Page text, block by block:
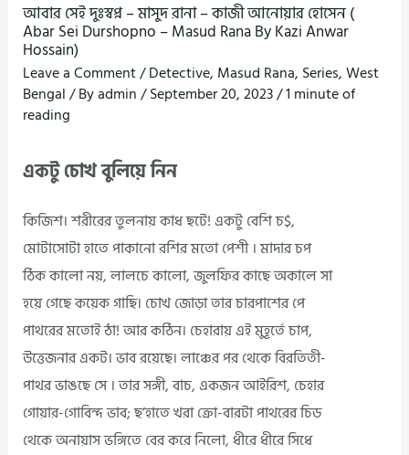
আবার সেই দুঃস্বপ্ন – মাসুদ রানা – কাজী আনোয়ার হোসেন (
Abar Sei Durshopno – Masud Rana By Kazi Anwar
Hossain)
Leave a Comment/Detective, Masud Rana, Series,West
Bengal/ Byadmin/September 20, 2023/1 minute of
reading
একটু চোখ বুলিয়ে নিন
কিজিশ। শরীরের তুলনায় কাধ ছটে! একটু বেশি চ$,
মোটাসোটা হাতে পাকানো রশির মতো পেশী । মাদার চপ
ঠিক কালো নয়, লালচে কালো, জুলফির কাছে অকালে সা
হয়ে গেছে কয়েক গাছি। চোখ জোড়া তার চারপাশের পে
পাথরের মতোই ঠা! আর কঠিন। চেহারায় এই মুহূর্তে চাপ,
উত্তেজনার একট। ভাব রয়েছে। লাঞ্চের পর থেকে বিরতিতী-
পাথর ভাঙছে সে । তার সঙ্গী, বাচ, একজন আইরিশ, চেহার
গোয়ার-গোবিন্দ ভাব; ছ’হাতে খরা ক্রো-বারটা পাথরের চিড
থেকে অনায়াস ভঙ্গিতে বের করে নিলো, ধীরে ধীরে সিধে